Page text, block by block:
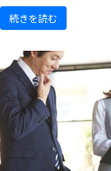
続きを読む